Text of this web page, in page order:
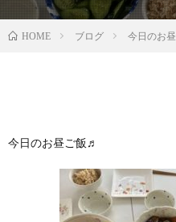
HOME ブログ 今日のお昼
今日のお昼ご飯♬